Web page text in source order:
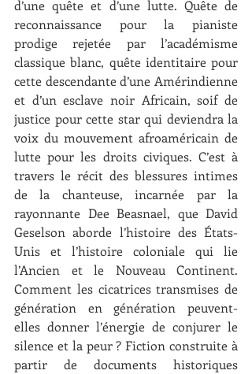
d’une quête et d’une lutte. Quête de
reconnaissance pour la pianiste
prodige rejetée par l’académisme
classique blanc, quête identitaire pour
cette descendante d’une Amérindienne
et d’un esclave noir Africain, soif de
justice pour cette star qui deviendra la
voix du mouvement afroaméricain de
lutte pour les droits civiques. C’est à
travers le récit des blessures intimes
de la chanteuse, incarnée par la
rayonnante Dee Beasnael, que David
Geselson aborde l’histoire des États-
Unis et l’histoire coloniale qui lie
l’Ancien et le Nouveau Continent.
Comment les cicatrices transmises de
génération en génération peuvent-
elles donner l’énergie de conjurer le
silence et la peur ? Fiction construite à
partir de documents historiques